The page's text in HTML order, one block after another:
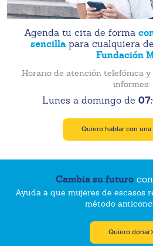
Agenda tu cita de forma
sencilla para cualquiera
Fundación
Horario de atención telefónica
informes:
Lunes a domingo de
Quiero hablar con una
Cambia su futuro
Ayuda a que mujeres de escasos
método
Quiero donar